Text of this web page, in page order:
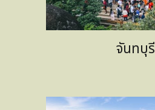
จันทบุรี